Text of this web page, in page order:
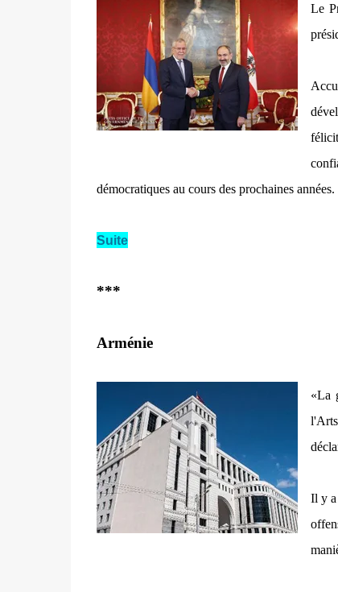
Le
démocratiques au cours des prochaines années.
Suite
***
Arménie
«La
Il y a